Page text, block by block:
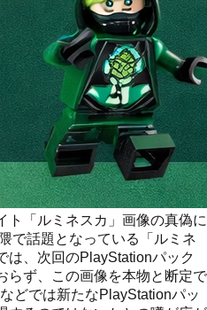
ト「ルミネスカ」画像の真偽に
で話題となっている「ルミネ
は、次回のPlayStationパック
らず、この画像を本物と断定で
どでは新たなPlayStationパッ